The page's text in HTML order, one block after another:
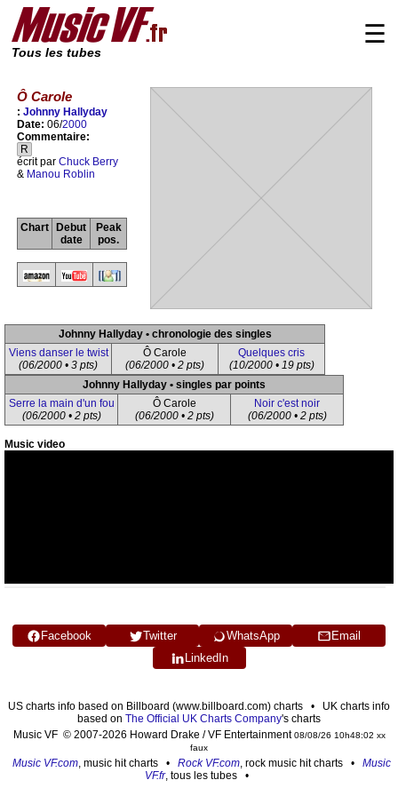
Tous les tubes
☰
Ô Carole
: Johnny Hallyday
Date: 06/2000
Commentaire:
R
écrit par Chuck Berry
& Manou Roblin
Chart
Debut
date
Peak
pos.
Johnny Hallyday • chronologie des singles
Viens danser le twist
(06/2000 • 3 pts)
Ô Carole
(06/2000 • 2 pts)
Quelques cris
(10/2000 • 19 pts)
Johnny Hallyday • singles par points
Serre la main d'un fou
(06/2000 • 2 pts)
Ô Carole
(06/2000 • 2 pts)
Noir c'est noir
(06/2000 • 2 pts)
Music video
Facebook Twitter WhatsApp
Email
LinkedIn
US charts info based on Billboard (www.billboard.com) charts • UK charts info
based on The Official UK Charts Company's charts
Music VF © 2007-2026 Howard Drake / VF Entertainment08/08/26 10h48:02 xx
faux
Music VF.com, music hit charts • Rock VF.com, rock music hit charts • Music
VF.fr, tous les tubes •